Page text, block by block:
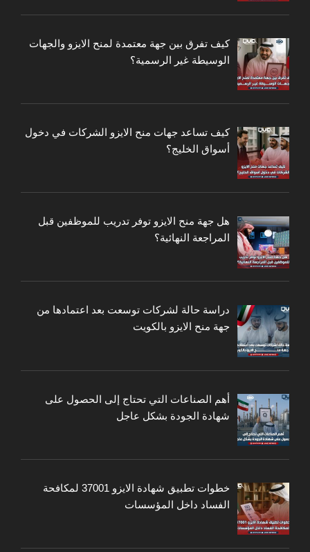
كيف تفرق بين جهة معتمدة لمنح الايزو والجهات
الوسيطة غير الرسمية؟
كيف تساعد جهات منح الايزو الشركات في دخول
أسواق الخليج؟
هل جهة منح الايزو توفر تدريب للموظفين قبل
المراجعة النهائية؟
دراسة حالة لشركات توسعت بعد اعتمادها من
جهة منح الايزو بالكويت
أهم الصناعات التي تحتاج إلى الحصول على
شهادة الجودة بشكل عاجل
خطوات تطبيق شهادة الايزو 37001 لمكافحة
الفساد داخل المؤسسات